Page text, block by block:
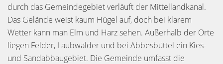
durch das Gemeindegebiet verläuft der Mittellandkanal.
Das Gelände weist kaum Hügel auf, doch bei klarem
Wetter kann man Elm und Harz sehen. Außerhalb der Orte
liegen Felder, Laubwälder und bei Abbesbüttel ein Kies-
und Sandabbaugebiet. Die Gemeinde umfasst die